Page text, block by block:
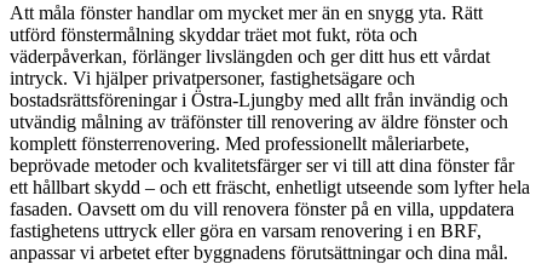
Att måla fönster handlar om mycket mer än en snygg yta. Rätt
utförd fönstermålning skyddar träet mot fukt, röta och
väderpåverkan, förlänger livslängden och ger ditt hus ett vårdat
intryck. Vi hjälper privatpersoner, fastighetsägare och
bostadsrättsföreningar i Östra-Ljungby med allt från invändig och
utvändig målning av träfönster till renovering av äldre fönster och
komplett fönsterrenovering. Med professionellt måleriarbete,
beprövade metoder och kvalitetsfärger ser vi till att dina fönster får
ett hållbart skydd – och ett fräscht, enhetligt utseende som lyfter hela
fasaden. Oavsett om du vill renovera fönster på en villa, uppdatera
fastighetens uttryck eller göra en varsam renovering i en BRF,
anpassar vi arbetet efter byggnadens förutsättningar och dina mål.